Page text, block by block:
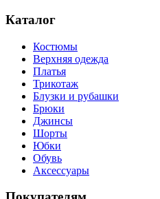
Каталог
Костюмы
Верхняя одежда
Платья
Трикотаж
Блузки и рубашки
Брюки
Джинсы
Шорты
Юбки
Обувь
Аксессуары